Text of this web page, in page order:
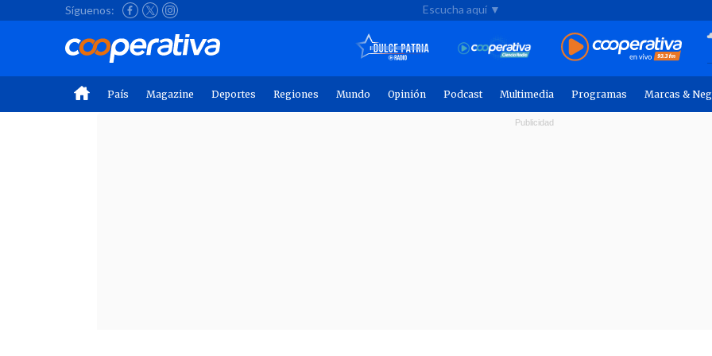
Síguenos: Escucha aquí ▼
País Magazine Deportes Regiones Mundo Opinión Podcast Multimedia Programas Marcas &